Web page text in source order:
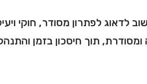
לדאוג לפתרון מסודר, חוקי
תוך חיסכון בזמן